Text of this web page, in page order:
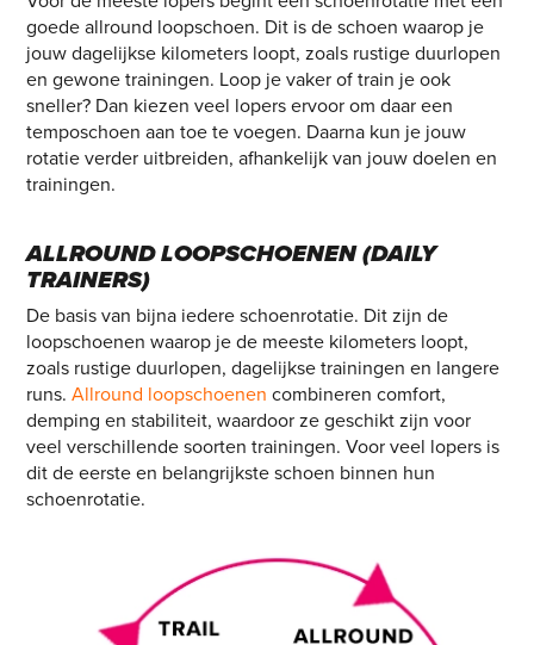
goede allround loopschoen. Dit is de schoen waarop je
jouw dagelijkse kilometers loopt, zoals rustige duurlopen
en gewone trainingen. Loop je vaker of train je ook
sneller? Dan kiezen veel lopers ervoor om daar een
temposchoen aan toe te voegen. Daarna kun je jouw
rotatie verder uitbreiden, afhankelijk van jouw doelen en
trainingen.
ALLROUND LOOPSCHOENEN (DAILY
TRAINERS)
De basis van bijna iedere schoenrotatie. Dit zijn de
loopschoenen waarop je de meeste kilometers loopt,
zoals rustige duurlopen, dagelijkse trainingen en langere
runs. Allround loopschoenen combineren comfort,
demping en stabiliteit, waardoor ze geschikt zijn voor
veel verschillende soorten trainingen. Voor veel lopers is
dit de eerste en belangrijkste schoen binnen hun
schoenrotatie.